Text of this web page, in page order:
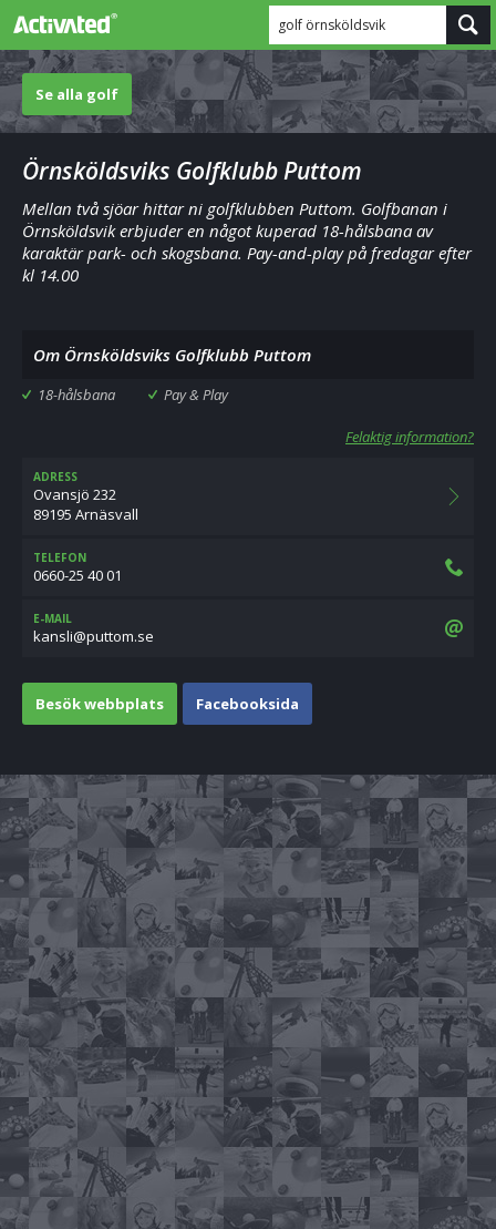
golf örnsköldsvik
Se alla golf
Örnsköldsviks Golfklubb Puttom
Mellan två sjöar hittar ni golfklubben Puttom. Golfbanan i
Örnsköldsvik erbjuder en något kuperad 18-hålsbana av
karaktär park- och skogsbana. Pay-and-play på fredagar efter
kl 14.00
Om Örnsköldsviks Golfklubb Puttom
18-hålsbana Pay & Play
Felaktig information?
ADRESS
Ovansjö 232
89195 Arnäsvall
TELEFON
0660-25 40 01
E-MAIL
es.mottup@ilsnak
Besök webbplats Facebooksida